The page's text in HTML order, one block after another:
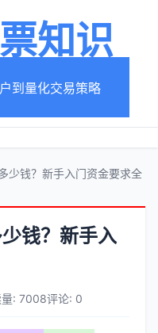
知识
到量化交易策略
少钱？新手入门资金要求全
钱？新手入
量: 7008评论: 0